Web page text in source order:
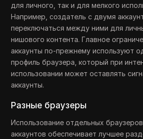
для личного, так и для мелкого
Например, создатель с двумя
переключаться между ними для
нишового контента. Главное
аккаунты по-прежнему используют
профиль браузера, который при
использовании может оставлять
аккаунты.
Разные браузеры
Использование отдельных
аккаунтов обеспечивает лучшее